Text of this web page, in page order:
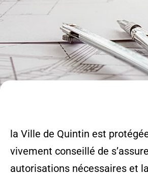
la Ville de Quintin est
vivement conseillé de
autorisations nécessaires et